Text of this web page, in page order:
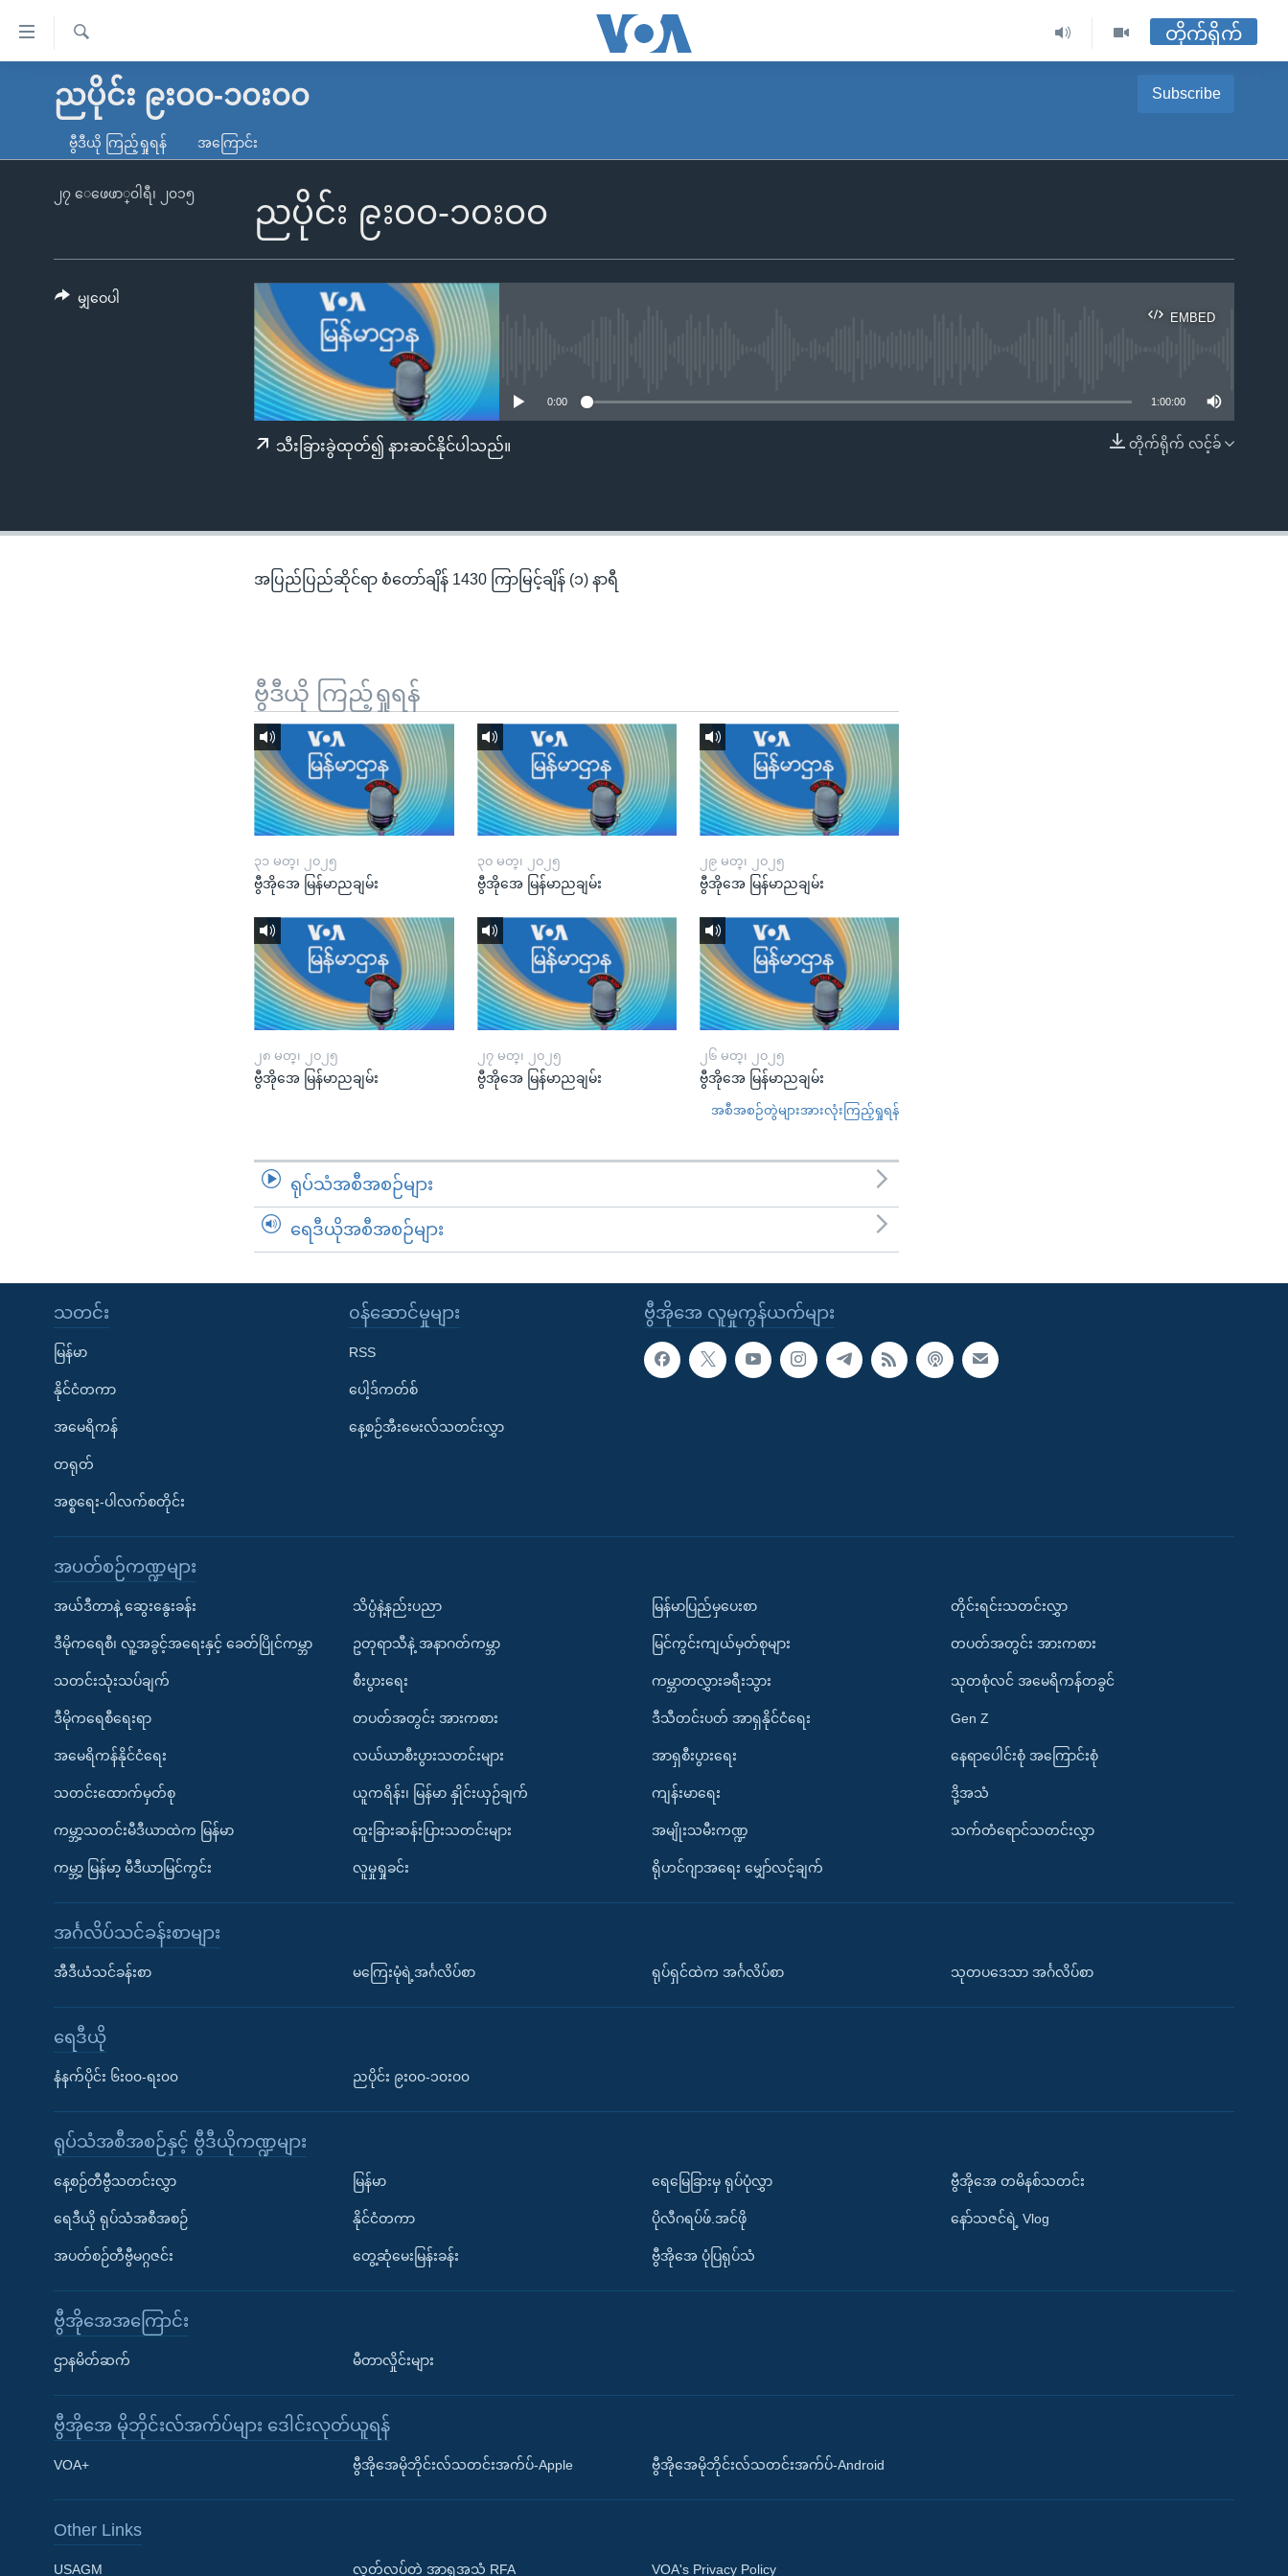
လွယ်ကူ
သည့်
ကျော်
မူလစာမျက်နှာ
ကမ္ဘာ့သတင်းများ
နိုင်ငံတကာ
တရုတ်
အစ္စရေး-ပါလက်စတိုင်း
ရပ်ဝန်းတခု လမ်းတခု အလွန်
အင်္ဂလိပ်စာလေ့လာမယ်
Learning English
ရ
လာ
တိုက်ရိုက်
ညပိုင်း ၉း၀၀-၁၀း၀၀ Subscribe
Spotify
ဗွီဒီယို ကြည့်ရှုရန် အကြောင်း
ညပိုင်း ၉း၀၀-၁၀း၀၀
၂၇ ေဖေဖာ္၀ါရီ၊ ၂၀၁၅
EMBED
EMBED
0:00 1:00:00
တိုက်ရိုက် လင့်ခ်
သီးခြားခွဲထုတ်၍ နားဆင်နိုင်ပါသည်။
မျှဝေပါ
အပြည်ပြည်ဆိုင်ရာ စံတော်ချိန် 1430 ကြာမြင့်ချိန် (၁) နာရီ
ဗွီဒီယို ကြည့်ရှုရန်
၃၁ မတ္၊ ၂၀၂၅
ဗွီအိုအေ မြန်မာညချမ်း
၃၀ မတ္၊ ၂၀၂၅
ဗွီအိုအေ မြန်မာညချမ်း
၂၉ မတ္၊ ၂၀၂၅
ဗွီအိုအေ မြန်မာညချမ်း
၂၈ မတ္၊ ၂၀၂၅
ဗွီအိုအေ မြန်မာညချမ်း
၂၇ မတ္၊ ၂၀၂၅
ဗွီအိုအေ မြန်မာညချမ်း
၂၆ မတ္၊ ၂၀၂၅
ဗွီအိုအေ မြန်မာညချမ်း
အစီအစဉ်တွဲများအားလုံးကြည့်ရှုရန်
ရုပ်သံအစီအစဉ်များ
ရေဒီယိုအစီအစဉ်များ
ဗွီအိုအေ လူမှုကွန်ယက်များ
သတင်း
မြန်မာ
နိုင်ငံတကာ
အမေရိကန်
တရုတ်
အစ္စရေး-ပါလက်စတိုင်း
၀န်ဆောင်မှုများ
RSS
ပေါ့ဒ်ကတ်စ်
နေ့စဉ်အီးမေးလ်သတင်းလွှာ
အပတ်စဉ်ကဏ္ဍများ
အယ်ဒီတာနဲ့ ဆွေးနွေးခန်း
ဒီမိုကရေစီ၊ လူ့အခွင့်အရေးနှင့် ခေတ်ပြိုင်ကမ္ဘာ
သတင်းသုံးသပ်ချက်
ဒီမိုကရေစီရေးရာ
အမေရိကန်နိုင်ငံရေး
သတင်းထောက်မှတ်စု
ကမ္ဘာ့သတင်းမီဒီယာထဲက မြန်မာ
ကမ္ဘာ့ မြန်မာ့ မီဒီယာမြင်ကွင်း
သိပ္ပံနဲ့နည်းပညာ
ဥတုရာသီနဲ့ အနာဂတ်ကမ္ဘာ
စီးပွားရေး
တပတ်အတွင်း အားကစား
လယ်ယာစီးပွားသတင်းများ
ယူကရိန်း၊ မြန်မာ နှိုင်းယှဉ်ချက်
ထူးခြားဆန်းပြားသတင်းများ
လူမှုရှုခင်း
မြန်မာပြည်မှပေးစာ
မြင်ကွင်းကျယ်မှတ်စုများ
ကမ္ဘာတလွှားခရီးသွား
ဒီသီတင်းပတ် အာရှနိုင်ငံရေး
အာရှစီးပွားရေး
ကျန်းမာရေး
အမျိုးသမီးကဏ္ဍ
ရိုဟင်ဂျာအရေး မျှော်လင့်ချက်
တိုင်းရင်းသတင်းလွှာ
တပတ်အတွင်း အားကစား
သုတစုံလင် အမေရိကန်တခွင်
Gen Z
နေရာပေါင်းစုံ အကြောင်းစုံ
ဒို့အသံ
သက်တံရောင်သတင်းလွှာ
အင်္ဂလိပ်သင်ခန်းစာများ
အီဒီယံသင်ခန်းစာ မကြေးမုံရဲ့အင်္ဂလိပ်စာ ရုပ်ရှင်ထဲက အင်္ဂလိပ်စာ သုတပဒေသာ အင်္ဂလိပ်စာ
ရေဒီယို
နံနက်ပိုင်း ၆း၀၀-ရး၀၀ ညပိုင်း ၉း၀၀-၁၀း၀၀
ရုပ်သံအစီအစဉ်နှင့် ဗွီဒီယိုကဏ္ဍများ
နေ့စဉ်တီဗွီသတင်းလွှာ
ရေဒီယို ရုပ်သံအစီအစဉ်
အပတ်စဉ်တီဗွီမဂ္ဂဇင်း
မြန်မာ
နိုင်ငံတကာ
တွေ့ဆုံမေးမြန်းခန်း
ရေမြေခြားမှ ရုပ်ပုံလွှာ
ပိုလီဂရပ်ဖ်.အင်ဖို
ဗွီအိုအေ ပုံပြရုပ်သံ
ဗွီအိုအေ တမိနစ်သတင်း
နော်သဇင်ရဲ့ Vlog
ဗွီအိုအေအကြောင်း
ဌာနမိတ်ဆက် မီတာလှိုင်းများ
ဗွီအိုအေ မိုဘိုင်းလ်အက်ပ်များ ဒေါင်းလုတ်ယူရန်
VOA+ ဗွီအိုအေမိုဘိုင်းလ်သတင်းအက်ပ်-Apple ဗွီအိုအေမိုဘိုင်းလ်သတင်းအက်ပ်-Android
Other Links
USAGM လွတ်လပ်တဲ့ အာရှအသံ RFA VOA's Privacy Policy